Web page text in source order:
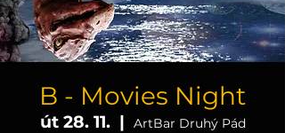
B - Movies Night
út 28. 11.
  |
ArtBar Druhý Pád